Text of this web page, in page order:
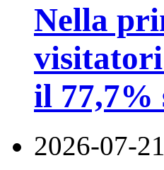
Nella
il 77,7%
2026-07-21